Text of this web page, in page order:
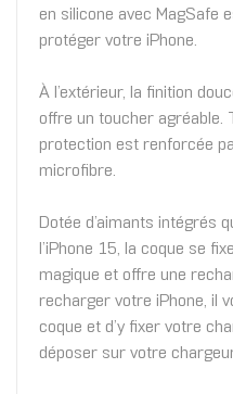
en silicone avec MagSafe
protéger votre iPhone.
À l’extérieur, la finition
offre un toucher agréable.
protection est renforcée
microfibre.
Dotée d’aimants intégrés
l’iPhone 15, la coque se
magique et offre une
recharger votre iPhone, il
coque et d’y fixer votre
déposer sur votre